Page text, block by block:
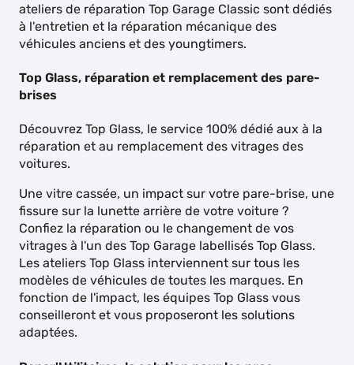
ateliers de réparation Top Garage Classic sont dédiés
à l'entretien et la réparation mécanique des
véhicules anciens et des youngtimers.
Top Glass, réparation et remplacement des pare-
brises
Découvrez Top Glass, le service 100% dédié aux à la
réparation et au remplacement des vitrages des
voitures.
Une vitre cassée, un impact sur votre pare-brise, une
fissure sur la lunette arrière de votre voiture ?
Confiez la réparation ou le changement de vos
vitrages à l'un des Top Garage labellisés Top Glass.
Les ateliers Top Glass interviennent sur tous les
modèles de véhicules de toutes les marques. En
fonction de l'impact, les équipes Top Glass vous
conseilleront et vous proposeront les solutions
adaptées.